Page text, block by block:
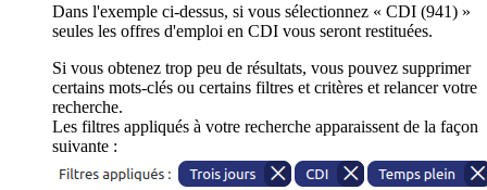
Dans l'exemple ci-dessus, si vous sélectionnez « CDI (941) »
seules les offres d'emploi en CDI vous seront restituées.
Si vous obtenez trop peu de résultats, vous pouvez supprimer
certains mots-clés ou certains filtres et critères et relancer votre
recherche.
Les filtres appliqués à votre recherche apparaissent de la façon
suivante :